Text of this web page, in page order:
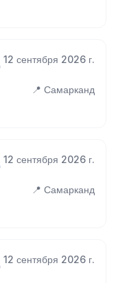
12 сентября 2026 г.
📍 Самарканд
12 сентября 2026 г.
📍 Самарканд
12 сентября 2026 г.